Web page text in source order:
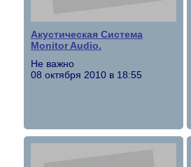
Акустическая Система
Monitor Audio.
Не важно
08 октября 2010 в 18:55